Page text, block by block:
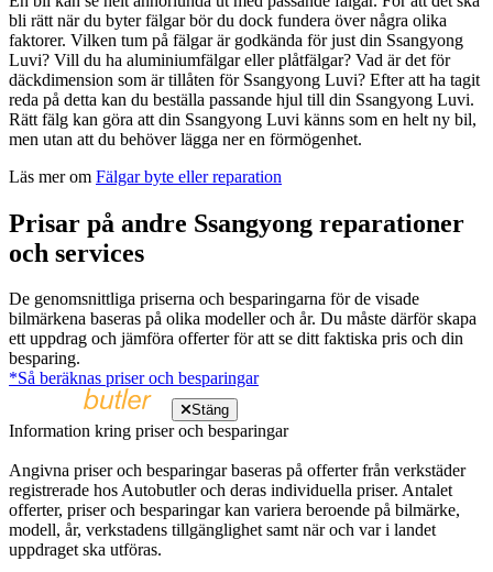
bli rätt när du byter fälgar bör du dock fundera över några olika
faktorer. Vilken tum på fälgar är godkända för just din Ssangyong
Luvi? Vill du ha aluminiumfälgar eller plåtfälgar? Vad är det för
däckdimension som är tillåten för Ssangyong Luvi? Efter att ha tagit
reda på detta kan du beställa passande hjul till din Ssangyong Luvi.
Rätt fälg kan göra att din Ssangyong Luvi känns som en helt ny bil,
men utan att du behöver lägga ner en förmögenhet.
Läs mer om Fälgar byte eller reparation
Prisar på andre Ssangyong reparationer
och services
De genomsnittliga priserna och besparingarna för de visade
bilmärkena baseras på olika modeller och år. Du måste därför skapa
ett uppdrag och jämföra offerter för att se ditt faktiska pris och din
besparing.
*Så beräknas priser och besparingar
Stäng
Information kring priser och besparingar
Angivna priser och besparingar baseras på offerter från verkstäder
registrerade hos Autobutler och deras individuella priser. Antalet
offerter, priser och besparingar kan variera beroende på bilmärke,
modell, år, verkstadens tillgänglighet samt när och var i landet
uppdraget ska utföras.